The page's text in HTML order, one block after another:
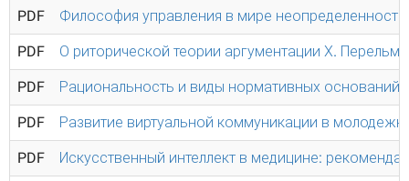
PDF Философия управления в мире неопределенности
PDF О риторической теории аргументации Х.
PDF Рациональность и виды нормативных оснований
PDF Развитие виртуальной коммуникации в
PDF Искусственный интеллект в медицине: